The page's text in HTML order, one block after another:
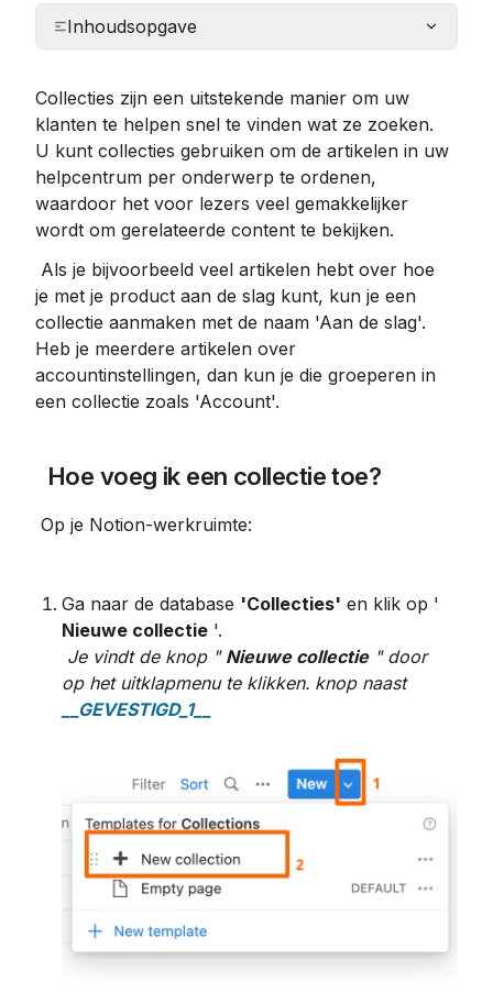
Inhoudsopgave
Collecties zijn een uitstekende manier om uw
klanten te helpen snel te vinden wat ze zoeken.
U kunt collecties gebruiken om de artikelen in uw
helpcentrum per onderwerp te ordenen,
waardoor het voor lezers veel gemakkelijker
wordt om gerelateerde content te bekijken.
je met je product aan de slag kunt, kun je een
collectie aanmaken met de naam 'Aan de slag'.
Heb je meerdere artikelen over
accountinstellingen, dan kun je die groeperen in
een collectie zoals 'Account'.
Hoe voeg ik een collectie toe?
Op je Notion-werkruimte:
Ga naar de database 'Collecties' en klik op '
Nieuwe collectie '.
Je vindt de knop " Nieuwe collectie " door
op het uitklapmenu te klikken. knop naast
__GEVESTIGD_1__